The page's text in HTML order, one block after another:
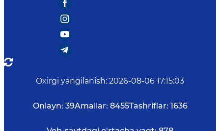
Oxirgi yangilanish: 2026-08-06 17:15:03
Onlayn: 39Amallar: 8455Tashriflar: 1636